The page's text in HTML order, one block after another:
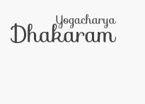
Skip to main content